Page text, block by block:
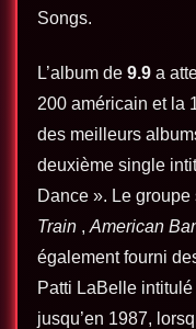
Songs.
L’album de 9.9 a
200 américain et la
des meilleurs
deuxième single
Dance ». Le groupe
Train , American
également fourni
Patti LaBelle
jusqu’en 1987,